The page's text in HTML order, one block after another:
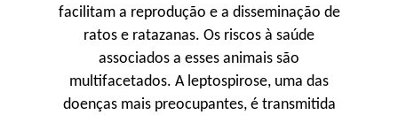
facilitam a reprodução e a disseminação de
ratos e ratazanas. Os riscos à saúde
associados a esses animais são
multifacetados. A leptospirose, uma das
doenças mais preocupantes, é transmitida